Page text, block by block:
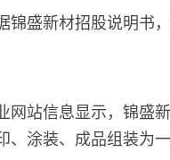
盛新材招股说明书，
站信息显示，锦盛新
、涂装、成品组装为